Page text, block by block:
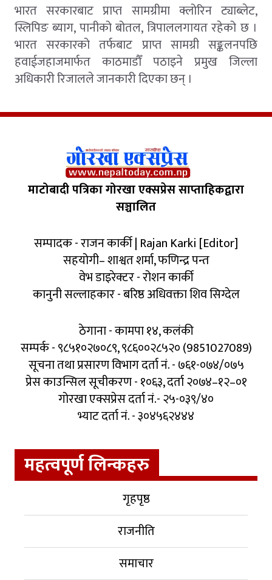
भारत सरकारबाट प्राप्त सामग्रीमा क्लोरिन ट्याब्लेट,
स्लिपिङ ब्याग, पानीको बोतल, त्रिपाललगायत रहेको छ ।
भारत सरकारको तर्फबाट प्राप्त सामग्री सङ्कलनपछि
हवाईजहाजमार्फत काठमाडौँ पठाइने प्रमुख जिल्ला
अधिकारी रिजालले जानकारी दिएका छन् ।
माटोबादी पत्रिका गोरखा एक्सप्रेस साप्ताहिकद्वारा
सञ्चालित
सम्पादक - राजन कार्की | Rajan Karki [Editor]
सहयोगी– शाश्वत शर्मा, फणिन्द्र पन्त
वेभ डाइरेक्टर - रोशन कार्की
कानुनी सल्लाहकार - बरिष्ठ अधिवक्ता शिव सिग्देल
ठेगाना - कामपा १४, कलंकी
सम्पर्क - ९८५१०२७०८९, ९८६००२८५२० (9851027089)
सूचना तथा प्रसारण विभाग दर्ता नं. - ७६१-०७४/०७५
प्रेस काउन्सिल सूचीकरण - १०६३, दर्ता २०७४–१२–०१
गोरखा एक्सप्रेस दर्ता नं.- २५-०३९/४०
भ्याट दर्ता नं. - ३०४५६२४४४
महत्वपूर्ण लिन्कहरु
गृहपृष्ठ
राजनीति
समाचार